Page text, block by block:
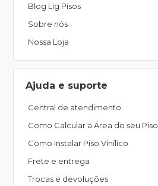
Blog Lig Pisos
Sobre nós
Nossa Loja
Ajuda e suporte
Central de atendimento
Como Calcular a Área do seu Piso
Como Instalar Piso Vinílico
Frete e entrega
Trocas e devoluções